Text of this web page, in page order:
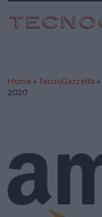
Home »TecnoGazzetta »
2020